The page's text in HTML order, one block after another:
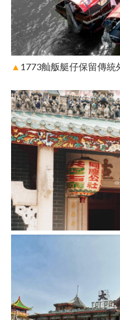
▲ 1773舢舨艇仔保留傳統